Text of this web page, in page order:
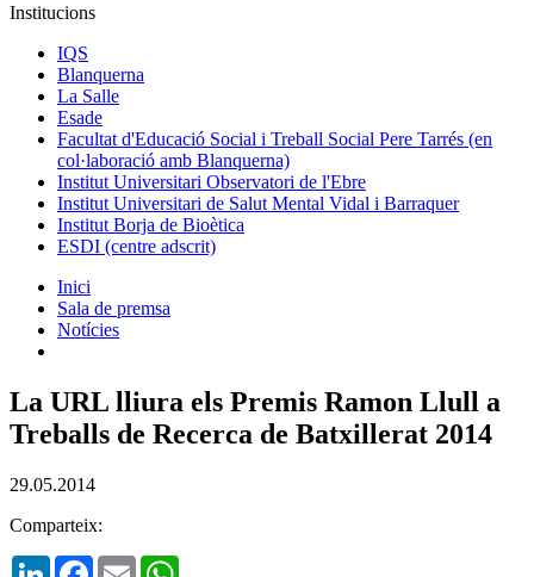
Institucions
IQS
Blanquerna
La Salle
Esade
Facultat d'Educació Social i Treball Social Pere Tarrés (en
col·laboració amb Blanquerna)
Institut Universitari Observatori de l'Ebre
Institut Universitari de Salut Mental Vidal i Barraquer
Institut Borja de Bioètica
ESDI (centre adscrit)
Inici
Sala de premsa
Notícies
La URL lliura els Premis Ramon Llull a
Treballs de Recerca de Batxillerat 2014
29.05.2014
Comparteix:
LinkedInFacebook
Email